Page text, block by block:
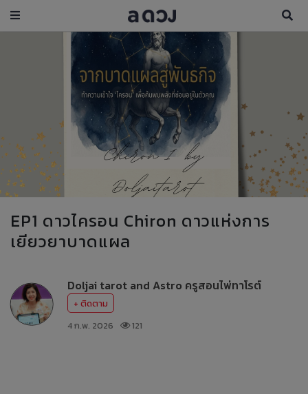
EP1 ดาวไครอน Chiron ดาวแห่งการ
เยียวยาบาดแผล
Doljai tarot and Astro ครูสอนไพ่ทาโรต์
+ ติดตาม
4 ก.พ. 2026
121